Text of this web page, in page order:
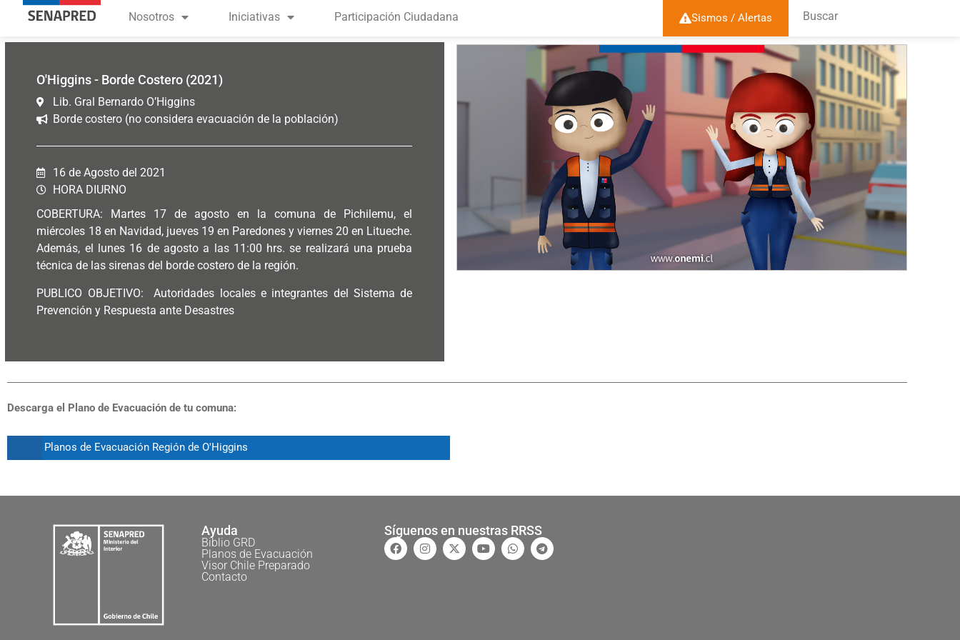
contenido
Nosotros Iniciativas Participación Ciudadana Sismos / Alertas Buscar
O'Higgins - Borde Costero (2021)
Lib. Gral Bernardo O’Higgins
Borde costero (no considera evacuación de la población)
16 de Agosto del 2021
HORA DIURNO
COBERTURA: Martes 17 de agosto en la comuna de Pichilemu, el
miércoles 18 en Navidad, jueves 19 en Paredones y viernes 20 en Litueche.
Además, el lunes 16 de agosto a las 11:00 hrs. se realizará una prueba
técnica de las sirenas del borde costero de la región.
PUBLICO OBJETIVO: Autoridades locales e integrantes del Sistema de
Prevención y Respuesta ante Desastres
Descarga el Plano de Evacuación de tu comuna:
Planos de Evacuación Región de O'Higgins
Ayuda
Biblio GRD
Planos de Evacuación
Visor Chile Preparado
Contacto
Síguenos en nuestras RRSS